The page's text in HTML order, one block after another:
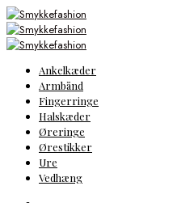
Ankelkæder
Armbånd
Fingerringe
Halskæder
Øreringe
Ørestikker
Ure
Vedhæng